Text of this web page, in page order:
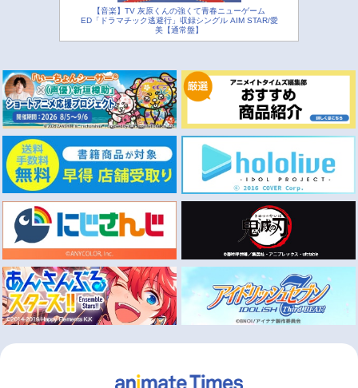
【音楽】TV 灰原くんの強くて青春ニューゲーム
ED「ドラマチック逃避行」収録シングル AIM STAR/愛
美【通常盤】